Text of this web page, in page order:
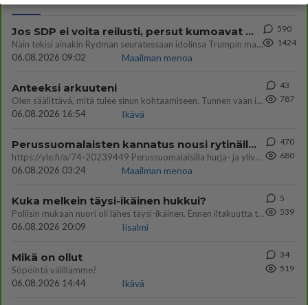
Jos SDP ei voita reilusti, persut kumoavat demokratian Suomesta
Näin tekisi ainakin Rydman seuratessaan idolinsa Trumpin mallia https://www.is.fi/politiikka/art-2000012187244.html
06.08.2026 09:02
Maailman menoa
590
1424
Anteeksi arkuuteni
Olen säälittävä, mitä tulee sinun kohtaamiseen. Tunnen vaan itseni todella epävarmaksi sun kanssa. Jos minun olisi pitän
06.08.2026 16:54
Ikävä
43
787
Perussuomalaisten kannatus nousi rytinällä Ylen tänään julkaisemassa tuoreimmassa gallup-kyselyssä.
https://yle.fi/a/74-20239449 Perussuomalaisilla hurja- ja ylivoimaisesti suurin nousu tässä uudessa Ylen gallupissa. Kyl
06.08.2026 03:24
Maailman menoa
470
680
Kuka melkein täysi-ikäinen hukkui?
Poliisin mukaan nuori oli lähes täysi-ikäinen. Ennen iltakuutta tulleen ilmoituksen mukaan ihminen oli joutunut mahdoll
06.08.2026 20:09
Iisalmi
5
539
Mikä on ollut
Söpöintä välillämme?
06.08.2026 14:44
Ikävä
34
519